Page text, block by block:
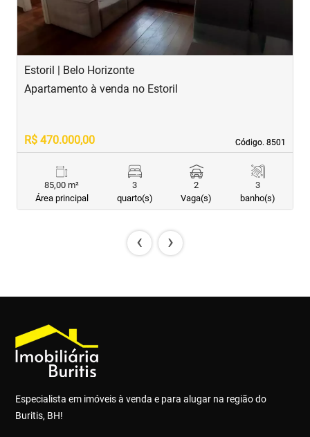
Estoril | Belo Horizonte
Código. 8501
Código. 8501
Apartamento à venda no Estoril
R$ 470.000,00
85,00 m²
Área principal
3
quarto(s)
2
Vaga(s)
3
banho(s)
‹ ›
Especialista em imóveis à venda e para alugar na região do
Buritis, BH!